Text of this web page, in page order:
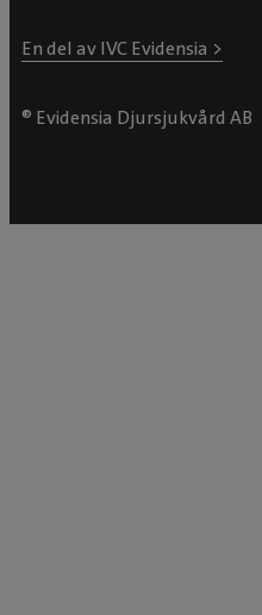
En del av IVC Evidensia >
® Evidensia Djursjukvård AB